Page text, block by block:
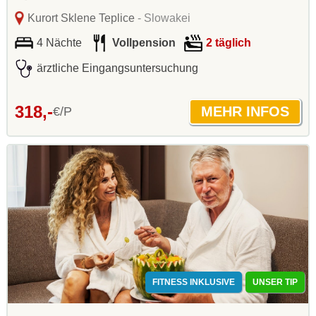
Kurort Sklene Teplice- Slowakei
4 Nächte Vollpension 2 täglich
ärztliche Eingangsuntersuchung
318,-€/P
FITNESS INKLUSIVE UNSER TIP